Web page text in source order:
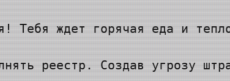
Тебя ждет горячая еда и
реестр. Создав угрозу